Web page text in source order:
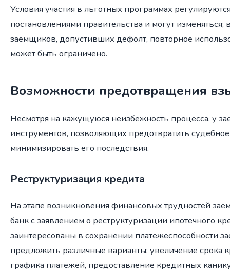
Условия участия в льготных программах
постановлениями правительства и могут изменяться;
заёмщиков, допустивших дефолт, повторное
может быть ограничено.
Возможности предотвращения
Несмотря на кажущуюся неизбежность процесса, у
инструментов, позволяющих предотвратить
минимизировать его последствия.
Реструктуризация кредита
На этапе возникновения финансовых трудностей
банк с заявлением о реструктуризации ипотечного
заинтересованы в сохранении платёжеспособности
предложить различные варианты: увеличение срока
графика платежей, предоставление кредитных